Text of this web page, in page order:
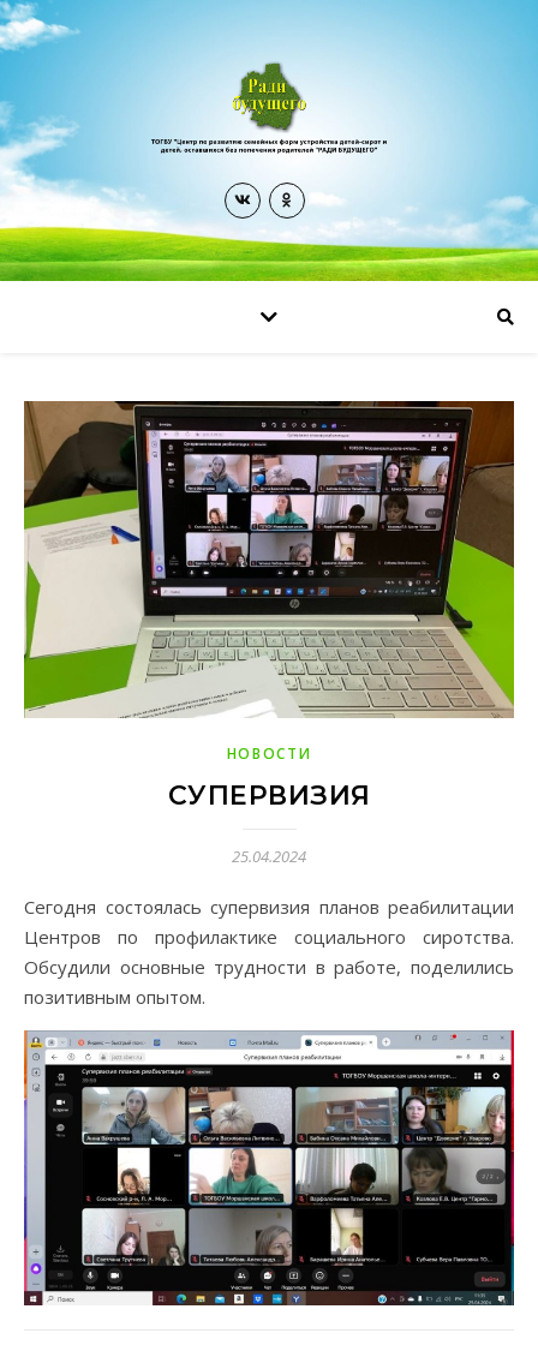
НОВОСТИ
СУПЕРВИЗИЯ
25.04.2024
Сегодня состоялась супервизия планов реабилитации
Центров по профилактике социального сиротства.
Обсудили основные трудности в работе, поделились
позитивным опытом.